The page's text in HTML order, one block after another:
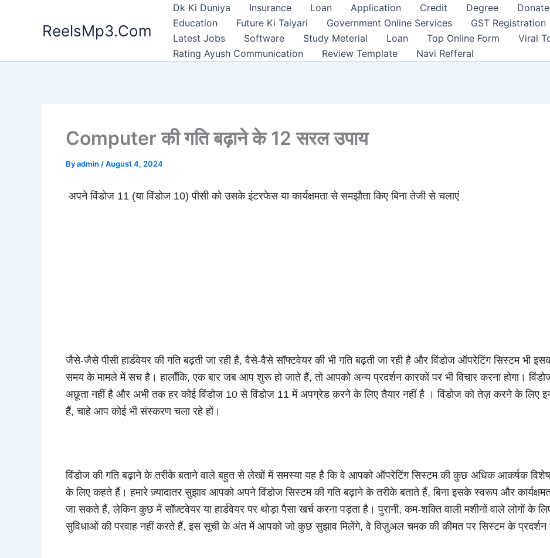
ReelsMp3.Com
Dk Ki Duniya Insurance Loan Application Credit Degree Donate
Education
Future Ki Taiyari Government Online Services GST Registration
Latest Jobs
Software Study Meterial Loan Top Online Form Viral
Rating Ayush Communication
Review Template Navi Refferal
Computer की गति बढ़ाने के 12 सरल उपाय
Byadmin /August 4, 2024
अपने विंडोज 11 (या विंडोज 10) पीसी को उसके इंटरफेस या कार्यक्षमता से समझौता किए बिना तेजी से चलाएं
जैसे-जैसे पीसी हार्डवेयर की गति बढ़ती जा रही है, वैसे-वैसे सॉफ्टवेयर की भी गति बढ़ती जा रही है और विंडोज ऑपरेटिंग सिस्टम भी
समय के मामले में सच है। हालाँकि, एक बार जब आप शुरू हो जाते हैं, तो आपको अन्य प्रदर्शन कारकों पर भी विचार करना होगा।
अछूता नहीं है और अभी तक हर कोई विंडोज 10 से विंडोज 11 में अपग्रेड करने के लिए तैयार नहीं है । विंडोज को तेज़ करने के लिए
हैं, चाहे आप कोई भी संस्करण चला रहे हों।
विंडोज की गति बढ़ाने के तरीके बताने वाले बहुत से लेखों में समस्या यह है कि वे आपको ऑपरेटिंग सिस्टम की कुछ अधिक आकर्षक
के लिए कहते हैं। हमारे ज़्यादातर सुझाव आपको अपने विंडोज सिस्टम की गति बढ़ाने के तरीके बताते हैं, बिना इसके स्वरूप और
जा सकते हैं, लेकिन कुछ में सॉफ़्टवेयर या हार्डवेयर पर थोड़ा पैसा खर्च करना पड़ता है। पुरानी, ​​कम-शक्ति वाली मशीनों वाले लोगों के
सुविधाओं की परवाह नहीं करते हैं, इस सूची के अंत में आपको जो कुछ सुझाव मिलेंगे, वे विज़ुअल चमक की कीमत पर सिस्टम के प्रदर्शन